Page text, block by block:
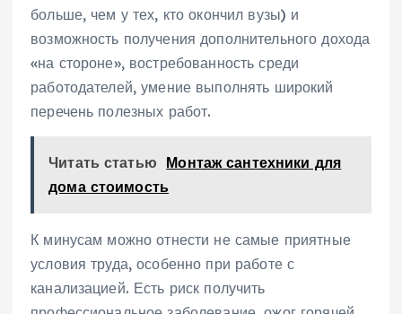
больше, чем у тех, кто окончил вузы) и
возможность получения дополнительного дохода
«на стороне», востребованность среди
работодателей, умение выполнять широкий
перечень полезных работ.
Читать статью Монтаж сантехники для
дома стоимость
К минусам можно отнести не самые приятные
условия труда, особенно при работе с
канализацией. Есть риск получить